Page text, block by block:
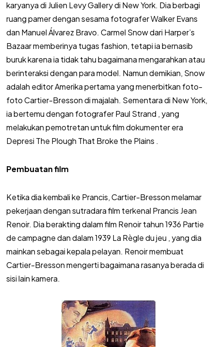
karyanya di Julien Levy Gallery di New York. Dia berbagi
ruang pamer dengan sesama fotografer Walker Evans
dan Manuel Álvarez Bravo. Carmel Snow dari Harper’s
Bazaar memberinya tugas fashion, tetapi ia bernasib
buruk karena ia tidak tahu bagaimana mengarahkan atau
berinteraksi dengan para model. Namun demikian, Snow
adalah editor Amerika pertama yang menerbitkan foto-
foto Cartier-Bresson di majalah. Sementara di New York,
ia bertemu dengan fotografer Paul Strand , yang
melakukan pemotretan untuk film dokumenter era
Depresi The Plough That Broke the Plains .
Pembuatan film
Ketika dia kembali ke Prancis, Cartier-Bresson melamar
pekerjaan dengan sutradara film terkenal Prancis Jean
Renoir. Dia berakting dalam film Renoir tahun 1936 Partie
de campagne dan dalam 1939 La Règle du jeu , yang dia
mainkan sebagai kepala pelayan. Renoir membuat
Cartier-Bresson mengerti bagaimana rasanya berada di
sisi lain kamera.